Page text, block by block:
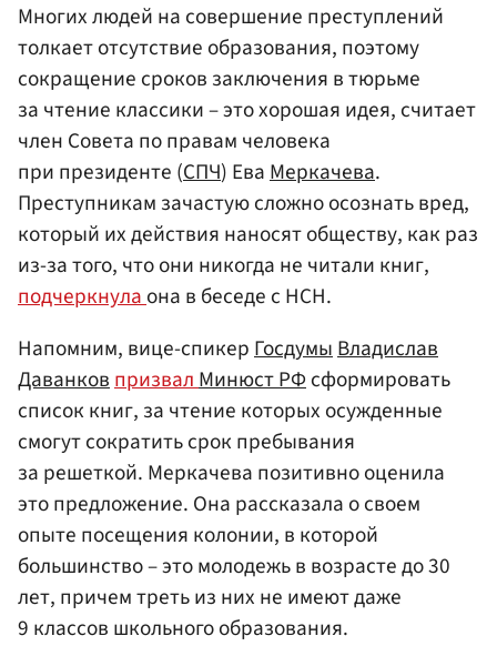
Многих людей на совершение преступлений
толкает отсутствие образования, поэтому
сокращение сроков заключения в тюрьме
за чтение классики – это хорошая идея, считает
член Совета по правам человека
при президенте (СПЧ) ЕваМеркачева.
Преступникам зачастую сложно осознать вред,
который их действия наносят обществу, как раз
из-за того, что они никогда не читали книг,
подчеркнулаона в беседе с НСН.
Напомним, вице-спикерГосдумыВладислав
ДаванковпризвалМинюст РФсформировать
список книг, за чтение которых осужденные
смогут сократить срок пребывания
за решеткой. Меркачева позитивно оценила
это предложение. Она рассказала о своем
опыте посещения колонии, в которой
большинство – это молодежь в возрасте до 30
лет, причем треть из них не имеют даже
9 классов школьного образования.